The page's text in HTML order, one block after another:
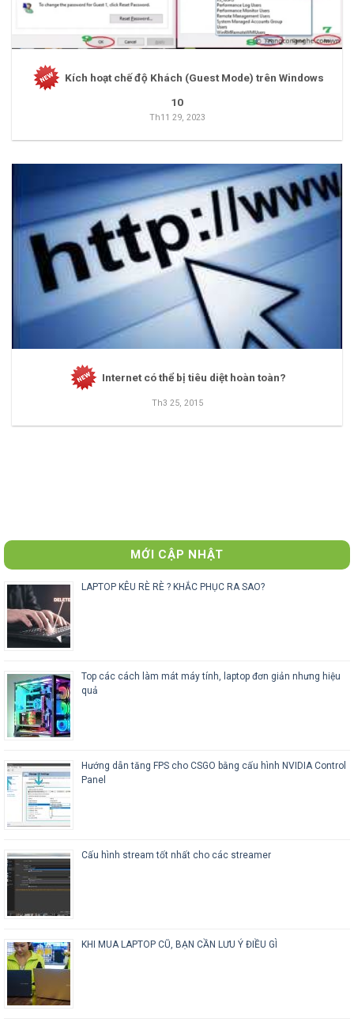
Kích hoạt chế độ Khách (Guest Mode) trên Windows
10
Th11 29, 2023
Internet có thể bị tiêu diệt hoàn toàn?
Th3 25, 2015
MỚI CẬP NHẬT
LAPTOP KÊU RÈ RÈ ? KHẮC PHỤC RA SAO?
Top các cách làm mát máy tính, laptop đơn giản nhưng hiệu
quả
Hướng dẫn tăng FPS cho CSGO bằng cấu hình NVIDIA Control
Panel
Cấu hình stream tốt nhất cho các streamer
KHI MUA LAPTOP CŨ, BẠN CẦN LƯU Ý ĐIỀU GÌ